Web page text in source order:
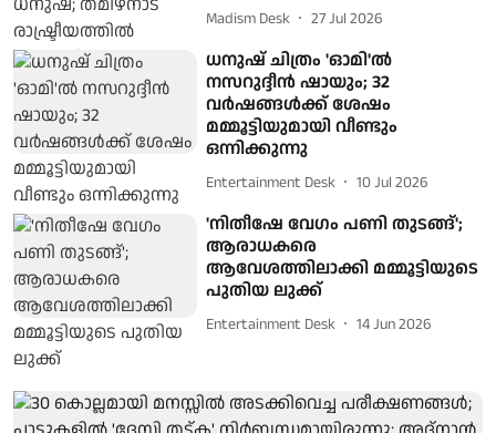
Madism Desk 27 Jul 2026
ധനുഷ് ചിത്രം 'ഓമി'ൽ
നസറുദ്ദീൻ ഷായും; 32
വർഷങ്ങൾക്ക് ശേഷം
മമ്മൂട്ടിയുമായി വീണ്ടും
ഒന്നിക്കുന്നു
Entertainment Desk 10 Jul 2026
'നിതീഷേ വേഗം പണി തുടങ്ങ്';
ആരാധകരെ
ആവേശത്തിലാക്കി മമ്മൂട്ടിയുടെ
പുതിയ ലുക്ക്
Entertainment Desk 14 Jun 2026